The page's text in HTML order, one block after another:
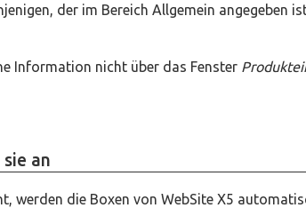
der im Bereich Allgemein angegeben
Information nicht über das Fenster
sie an
werden die Boxen von WebSite X5